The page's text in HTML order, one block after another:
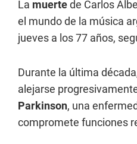
La muertede Carlos
el mundo de la música
jueves a los 77 años,
Durante la última
alejarse
Parkinson, una
compromete funciones